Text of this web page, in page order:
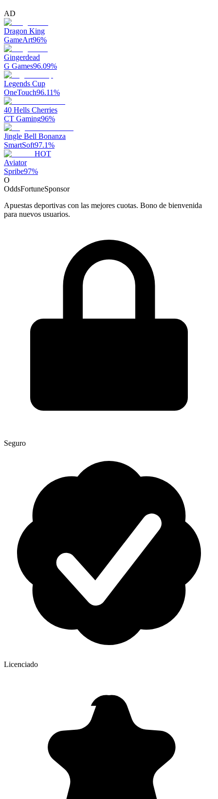
AD
Dragon King
GameArt96%
Gingerdead
G Games96.09%
Legends Cup
OneTouch96.11%
40 Hells Cherries
CT Gaming96%
Jingle Bell Bonanza
SmartSoft97.1%
HOT
Aviator
Spribe97%
O
OddsFortuneSponsor
Apuestas deportivas con las mejores cuotas. Bono de bienvenida
para nuevos usuarios.
Seguro
Licenciado